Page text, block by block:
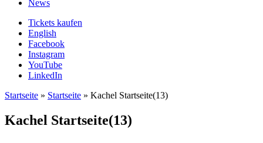
News
Tickets kaufen
English
Facebook
Instagram
YouTube
LinkedIn
Startseite » Startseite » Kachel Startseite(13)
Kachel Startseite(13)